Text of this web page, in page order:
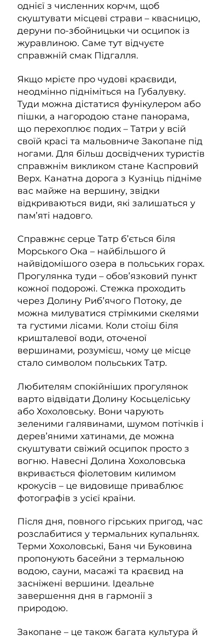
однієї з численних корчм, щоб
скуштувати місцеві страви – квасницю,
деруни по-збойницьки чи осципок із
журавлиною. Саме тут відчуєте
справжній смак Підгалля.
Якщо мрієте про чудові краєвиди,
неодмінно підніміться на Губалувку.
Туди можна дістатися фунікулером або
пішки, а нагородою стане панорама,
що перехоплює подих – Татри у всій
своїй красі та мальовниче Закопане під
ногами. Для більш досвідчених туристів
справжнім викликом стане Каспровий
Верх. Канатна дорога з Кузніць підніме
вас майже на вершину, звідки
відкриваються види, які залишаться у
пам’яті надовго.
Справжнє серце Татр б’ється біля
Морського Ока – найбільшого й
найвідомішого озера в польських горах.
Прогулянка туди – обов’язковий пункт
кожної подорожі. Стежка проходить
через Долину Риб’ячого Потоку, де
можна милуватися стрімкими скелями
та густими лісами. Коли стоїш біля
кришталевої води, оточеної
вершинами, розумієш, чому це місце
стало символом польських Татр.
Любителям спокійніших прогулянок
варто відвідати Долину Косьцеліську
або Хохоловську. Вони чарують
зеленими галявинами, шумом потічків і
дерев’яними хатинами, де можна
скуштувати свіжий осципок просто з
вогню. Навесні Долина Хохоловська
вкривається фіолетовим килимом
крокусів – це видовище приваблює
фотографів з усієї країни.
Після дня, повного гірських пригод, час
розслабитися у термальних купальнях.
Терми Хохоловські, Баня чи Буковина
пропонують басейни з термальною
водою, сауни, масажі та краєвид на
засніжені вершини. Ідеальне
завершення дня в гармонії з
природою.
Закопане – це також багата культура й